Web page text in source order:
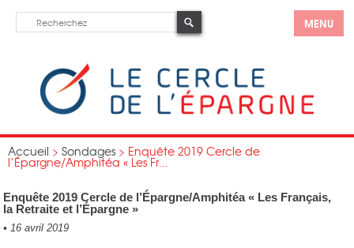
MENU
Accueil > Sondages > Enquête 2019 Cercle de
l’Épargne/Amphitéa « Les Fr...
Enquête 2019 Cercle de l’Épargne/Amphitéa « Les Français,
la Retraite et l’Épargne »
• 16 avril 2019